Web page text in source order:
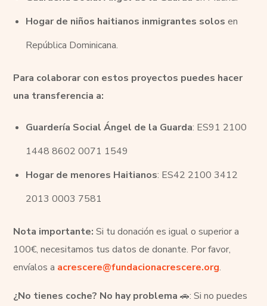
Hogar de niños haitianos inmigrantes solos en
República Dominicana.
Para colaborar con estos proyectos puedes hacer
una transferencia a:
Guardería Social Ángel de la Guarda: ES91 2100
1448 8602 0071 1549
Hogar de menores Haitianos: ES42 2100 3412
2013 0003 7581
Nota importante: Si tu donación es igual o superior a
100€, necesitamos tus datos de donante. Por favor,
envíalos a acrescere@fundacionacrescere.org.
¿No tienes coche? No hay problema 🚗: Si no puedes